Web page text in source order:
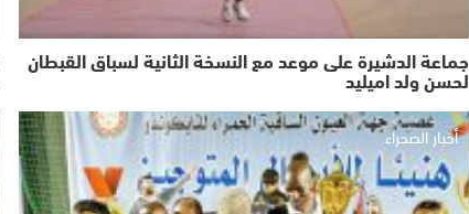
جماعة الدشيرة على موعد مع النسخة الثانية لسباق القبطان
لحسن ولد اميليد
أخبار الصحراء